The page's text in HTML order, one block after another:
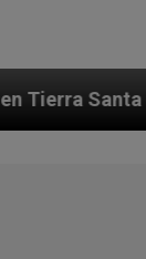
Sacerdotes